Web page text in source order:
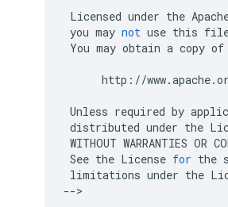
Licensed under the
you may not use this
You may obtain a copy of
http : //www.apache.
Unless required by
distributed under the
WITHOUT WARRANTIES OR
See the License for the
limitations under the
-->